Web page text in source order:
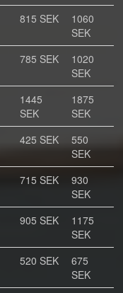
815 SEK
1060
SEK
785 SEK
1020
SEK
1445
SEK
1875
SEK
425 SEK
550
SEK
715 SEK
930
SEK
905 SEK
1175
SEK
520 SEK
675
SEK